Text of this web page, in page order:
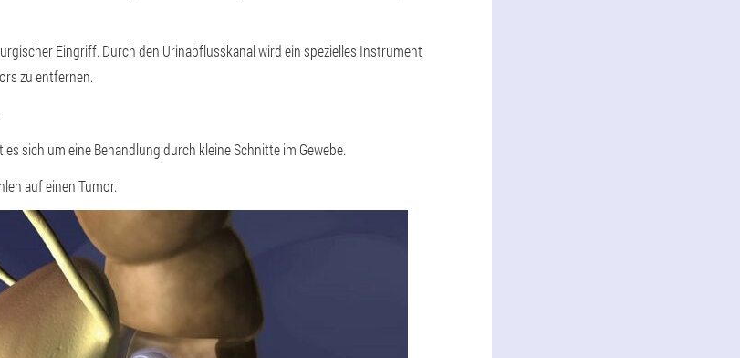
Eingriff. Durch den Urinabflusskanal wird ein spezielles Instrument
zu entfernen.
sich um eine Behandlung durch kleine Schnitte im Gewebe.
auf einen Tumor.